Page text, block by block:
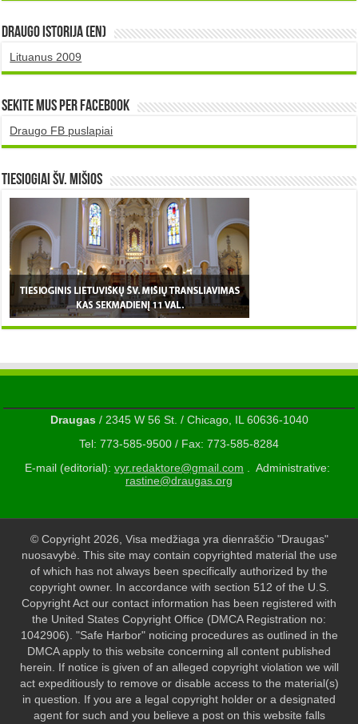
DRAUGO istorija (EN)
Lituanus 2009
Sekite mus per Facebook
Draugo FB puslapiai
TIESIOGIAI šv. MIŠIOS
Draugas/ 2345 W 56 St. / Chicago, IL 60636-1040
Tel: 773-585-9500 / Fax: 773-585-8284
E-mail (editorial): vyr.redaktore@gmail.com . Administrative:
rastine@draugas.org
© Copyright 2026, Visa medžiaga yra dienraščio "Draugas"
nuosavybė. This site may contain copyrighted material the use
of which has not always been specifically authorized by the
copyright owner. In accordance with section 512 of the U.S.
Copyright Act our contact information has been registered with
the United States Copyright Office (DMCA Registration no:
1042906). "Safe Harbor" noticing procedures as outlined in the
DMCA apply to this website concerning all content published
herein. If notice is given of an alleged copyright violation we will
act expeditiously to remove or disable access to the material(s)
in question. If you are a legal copyright holder or a designated
agent for such and you believe a post on this website falls